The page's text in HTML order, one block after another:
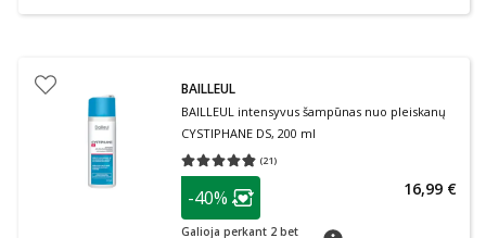
BAILLEUL
BAILLEUL intensyvus šampūnas nuo pleiskanų
CYSTIPHANE DS, 200 ml
(21)
Vidutinis įvertinimas 4.81
patarimas
Lojalumo klubo narių nuolaida
-40%
Galioja perkant 2 bet
patarimas
16,99 €